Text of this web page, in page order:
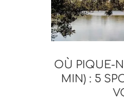
OÙ PIQUE-
MIN) : 5